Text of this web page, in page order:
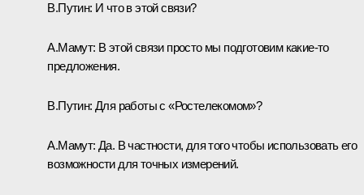
В.Путин: И что в этой связи?
А.Мамут: В этой связи просто мы подготовим какие‑то
предложения.
В.Путин: Для работы с «Ростелекомом»?
А.Мамут: Да. В частности, для того чтобы использовать его
возможности для точных измерений.